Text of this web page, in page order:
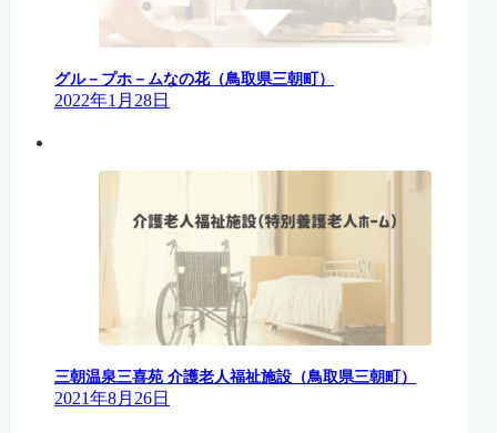
グル－プホ－ムなの花（鳥取県三朝町）
2022年1月28日
三朝温泉三喜苑 介護老人福祉施設（鳥取県三朝町）
2021年8月26日